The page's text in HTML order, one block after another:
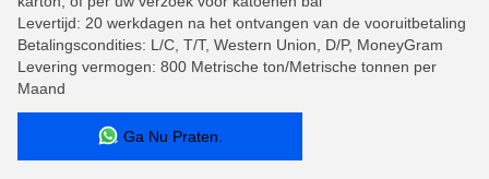
Levertijd: 20 werkdagen na het ontvangen van de vooruitbetaling
Betalingscondities: L/C, T/T, Western Union, D/P, MoneyGram
Levering vermogen: 800 Metrische ton/Metrische tonnen per
Maand
Ga Nu Praten.